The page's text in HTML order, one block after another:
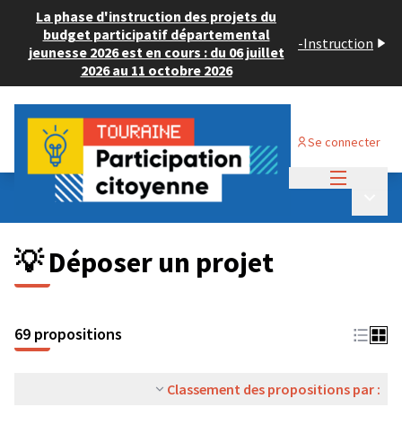
La phase d'instruction des projets du
budget participatif départemental
jeunesse 2026 est en cours : du 06 juillet
2026 au 11 octobre 2026
-Instruction
Se connecter
Budget Participatif ADULTE 2024
💡 Déposer un projet
💡 Déposer un projet
69 propositions
Classement des propositions par :